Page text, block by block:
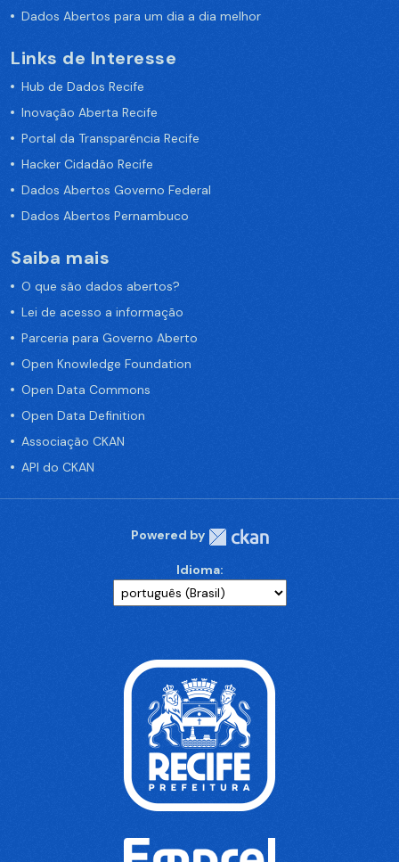
Dados Abertos para um dia a dia melhor
Links de Interesse
Hub de Dados Recife
Inovação Aberta Recife
Portal da Transparência Recife
Hacker Cidadão Recife
Dados Abertos Governo Federal
Dados Abertos Pernambuco
Saiba mais
O que são dados abertos?
Lei de acesso a informação
Parceria para Governo Aberto
Open Knowledge Foundation
Open Data Commons
Open Data Definition
Associação CKAN
API do CKAN
Powered by
Idioma